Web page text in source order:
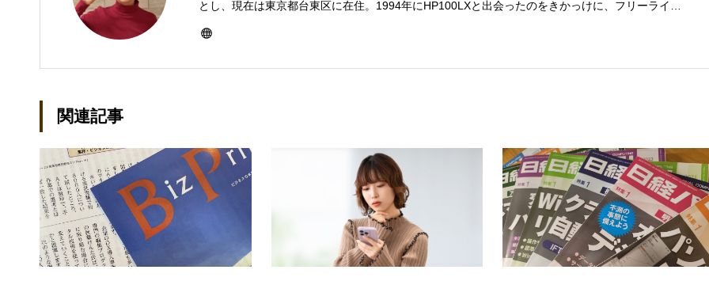
とし、現在は東京都台東区に在住。1994年にHP100LXと出会ったのをきかっけに、フリーライタ
ーとして雑誌、書籍などで執筆するようになり、1997年に上京して技術評論社に入社。その後再
などBtoCコンテンツ、および広告やカタログ、導入事例などBtoBコンテンツの制作。プライベー
関連記事